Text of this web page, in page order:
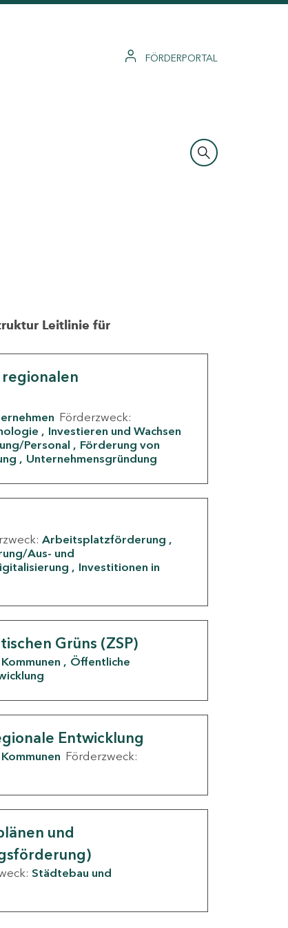
FÖRDERPORTAL
Leitlinie für
Förderzweck:
Investieren und Wachsen
Personal
Förderung von
Unternehmensgründung
Arbeitsplatzförderung
Aus- und
Investitionen in
Grüns (ZSP)
Kommunen
Öffentliche
Entwicklung
Kommunen Förderzweck:
und
Städtebau und